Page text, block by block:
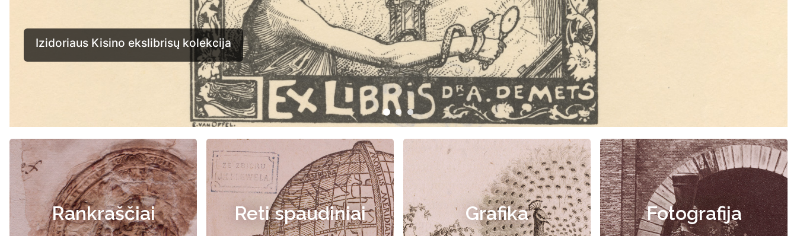
Rankraščiai Reti spaudiniai Grafika Fotografija